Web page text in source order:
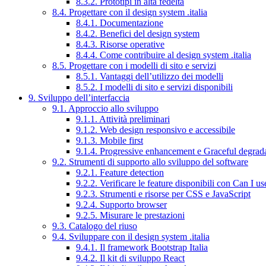
8.4. Progettare con il design system .italia
8.4.1. Documentazione
8.4.2. Benefici del design system
8.4.3. Risorse operative
8.4.4. Come contribuire al design system .italia
8.5. Progettare con i modelli di sito e servizi
8.5.1. Vantaggi dell’utilizzo dei modelli
8.5.2. I modelli di sito e servizi disponibili
9. Sviluppo dell’interfaccia
9.1. Approccio allo sviluppo
9.1.1. Attività preliminari
9.1.2. Web design responsivo e accessibile
9.1.3. Mobile first
9.1.4. Progressive enhancement e Graceful
9.2. Strumenti di supporto allo sviluppo del software
9.2.1. Feature detection
9.2.2. Verificare le feature disponibili con Can I
9.2.3. Strumenti e risorse per CSS e JavaScript
9.2.4. Supporto browser
9.2.5. Misurare le prestazioni
9.3. Catalogo del riuso
9.4. Sviluppare con il design system .italia
9.4.1. Il framework Bootstrap Italia
9.4.2. Il kit di sviluppo React